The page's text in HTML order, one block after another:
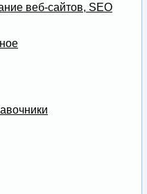
веб-сайтов, SEO